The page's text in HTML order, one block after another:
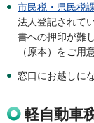
市民税・県民税
法人登記されて
書への押印が難
（原本）をご用
窓口にお越しに
軽自動車